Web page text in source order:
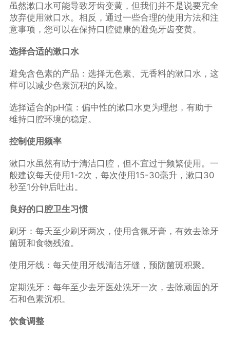
虽然漱口水可能导致牙齿变黄，但我们并不是说要完全
放弃使用漱口水。相反，通过一些合理的使用方法和注
意事项，您可以在保持口腔健康的避免牙齿变黄。
选择合适的漱口水
避免含色素的产品：选择无色素、无香料的漱口水，这
样可以减少色素沉积的风险。
选择适合的pH值：偏中性的漱口水更为理想，有助于
维持口腔环境的稳定。
控制使用频率
漱口水虽然有助于清洁口腔，但不宜过于频繁使用。一
般建议每天使用1-2次，每次使用15-30毫升，漱口30
秒至1分钟后吐出。
良好的口腔卫生习惯
刷牙：每天至少刷牙两次，使用含氟牙膏，有效去除牙
菌斑和食物残渣。
使用牙线：每天使用牙线清洁牙缝，预防菌斑积聚。
定期洗牙：每年至少去牙医处洗牙一次，去除顽固的牙
石和色素沉积。
饮食调整